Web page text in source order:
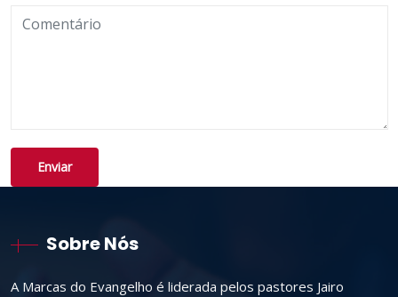
Sobre Nós
A Marcas do Evangelho é liderada pelos pastores Jairo